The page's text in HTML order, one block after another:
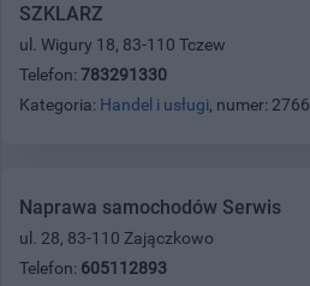
SZKLARZ
ul. Wigury 18, 83-110 Tczew
Telefon: 783291330
Kategoria: Handel i usługi, numer: 2766
Naprawa samochodów Serwis
ul. 28, 83-110 Zajączkowo
Telefon: 605112893